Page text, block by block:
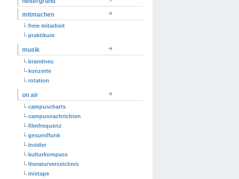
mitmachen
freie mitarbeit
praktikum
musik
brandneu
konzerte
rotation
on air
campuscharts
campusnachrichten
filmfrequenz
gesundfunk
insider
kulturkompass
literaturverzeichnis
mixtape